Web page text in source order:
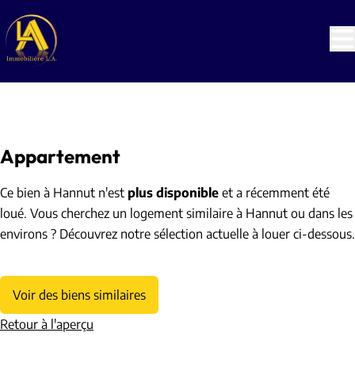
LOUÉ
Appartement
Ce bien à Hannut n'est plus disponible et a récemment été
loué. Vous cherchez un logement similaire à Hannut ou dans les
environs ? Découvrez notre sélection actuelle à louer ci-dessous.
Voir des biens similaires
Retour à l'aperçu